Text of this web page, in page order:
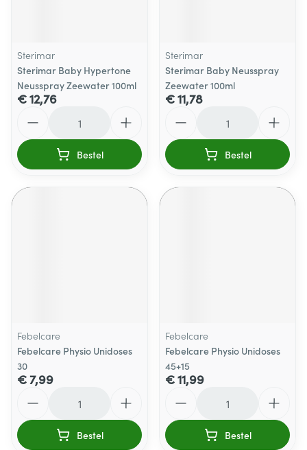
Sterimar
Sterimar Baby Hypertone
Neusspray Zeewater 100ml
€ 12,76
Bestel
Sterimar
Sterimar Baby Neusspray
Zeewater 100ml
€ 11,78
Bestel
Febelcare
Febelcare Physio Unidoses
30
€ 7,99
Bestel
Febelcare
Febelcare Physio Unidoses
45+15
€ 11,99
Bestel